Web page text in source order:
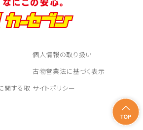
1位
トヨタ
ヤリスクロス
トヨタ
個人情報の取り扱い
古物営業法に基づく表示
関する取 サイトポリシー